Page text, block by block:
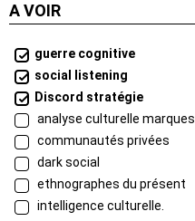
A VOIR
guerre cognitive
social listening
Discord stratégie
analyse culturelle marques
communautés privées
dark social
ethnographes du présent
intelligence culturelle.